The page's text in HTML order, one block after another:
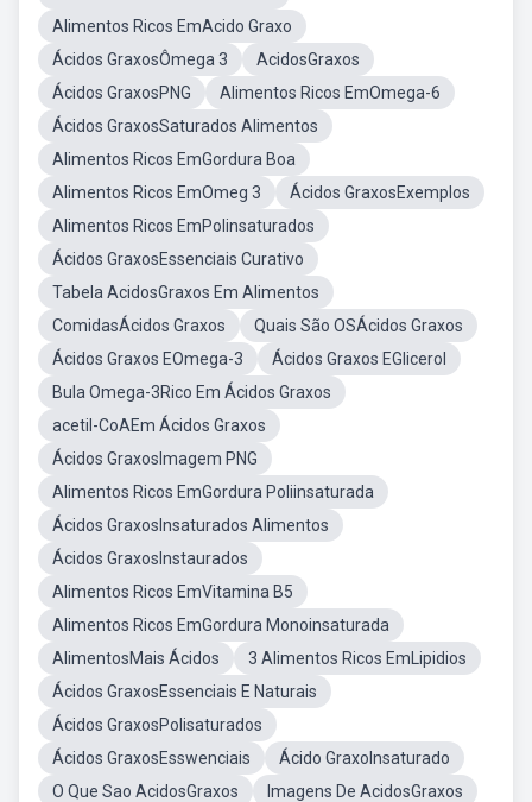
Alimentos Ricos EmAcido Graxo
Ácidos GraxosÔmega 3
AcidosGraxos
Ácidos GraxosPNG
Alimentos Ricos EmOmega-6
Ácidos GraxosSaturados Alimentos
Alimentos Ricos EmGordura Boa
Alimentos Ricos EmOmeg 3
Ácidos GraxosExemplos
Alimentos Ricos EmPolinsaturados
Ácidos GraxosEssenciais Curativo
Tabela AcidosGraxos Em Alimentos
ComidasÁcidos Graxos
Quais São OSÁcidos Graxos
Ácidos Graxos EOmega-3
Ácidos Graxos EGlicerol
Bula Omega-3Rico Em Ácidos Graxos
acetil-CoAEm Ácidos Graxos
Ácidos GraxosImagem PNG
Alimentos Ricos EmGordura Poliinsaturada
Ácidos GraxosInsaturados Alimentos
Ácidos GraxosInstaurados
Alimentos Ricos EmVitamina B5
Alimentos Ricos EmGordura Monoinsaturada
AlimentosMais Ácidos
3 Alimentos Ricos EmLipidios
Ácidos GraxosEssenciais E Naturais
Ácidos GraxosPolisaturados
Ácidos GraxosEsswenciais
Ácido GraxoInsaturado
O Que Sao AcidosGraxos
Imagens De AcidosGraxos